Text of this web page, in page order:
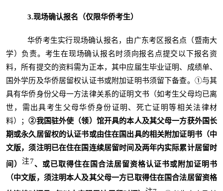
3.现场确认报名（仅限华侨考生）
华侨考生实行现场确认报名，由广东考区报名点（暨南大
学）负责。考生在现场确认报名时须向报名点提交以下报名资
料，所有提交的资料需为正本，其中应届生毕业证明、成绩单、
国外学历及华侨居留权认证书或附加证明书须留下备查。①与其
具有华侨身份父母一方法律关系的证明文书（如考生父母均已离
世，需出具考生父母华侨身份证明、死亡证明等相关法律材
料）；②我国驻外使（领）馆开具的本人及其父母一方获外国长
期或永久居留权的认证书或由住在国出具的相关附加证明书（中
文版，须注明已在住在国连续居留时间及两年内实际累计居留时
间） 注7、 或已取得住在国合法居留资格认证书或附加证明书
（中文版，须注明本人及其父母一方已取得住在国合法居留资格